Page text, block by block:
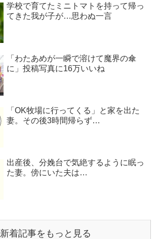
学校で育てたミニトマトを持って帰っ
てきた我が子が…思わぬ一言
「わたあめが一瞬で溶けて魔界の傘
に」投稿写真に16万いいね
「OK牧場に行ってくる」と家を出た
妻。その後3時間帰らず…
出産後、分娩台で気絶するように眠っ
た妻。傍にいた夫は…
新着記事をもっと見る